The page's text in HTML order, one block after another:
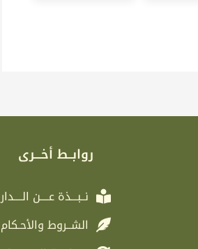
روابــط أخـــرى
نــبـــذة عــــن الــــدار
الشــروط والأحـكام